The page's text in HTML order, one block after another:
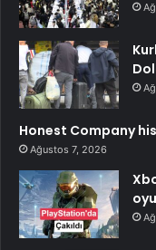
Honest Company
Ağustos 7, 2026